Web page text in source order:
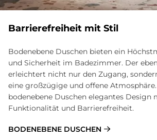
Bar­rie­re­frei­heit mit Stil
Bodenebene Duschen bieten ein
und Sicherheit im Badezimmer. Der
erleichtert nicht nur den Zugang,
eine großzügige und offene
bodenebene Duschen elegantes Design
Funktionalität und Barrierefreiheit.
BODENEBENE DUSCHEN